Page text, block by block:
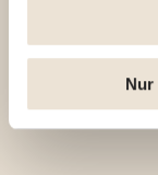
erforderlich.
hier
Website
Andere werden
verbessern,
Nur